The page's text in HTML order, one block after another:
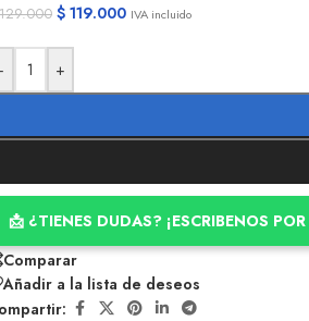
$ 119.000 IVA incluido
+
📩 ¿TIENES DUDAS? ¡ESCRIBENOS
Comparar
Añadir a la lista de deseos